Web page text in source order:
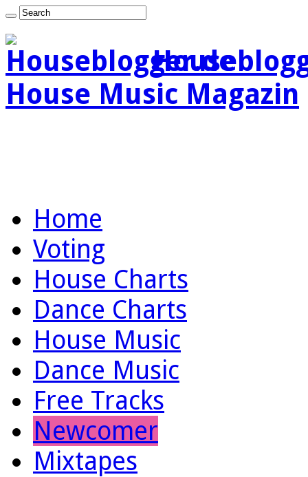
House Music Magazin
Home
Voting
House Charts
Dance Charts
House Music
Dance Music
Free Tracks
Newcomer
Mixtapes